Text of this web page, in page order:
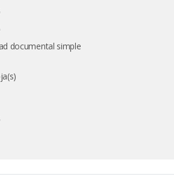
documental simple